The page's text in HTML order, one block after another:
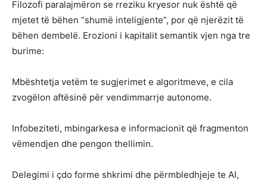
Filozofi paralajmëron se rreziku kryesor nuk është që
mjetet të bëhen “shumë inteligjente”, por që njerëzit të
bëhen dembelë. Erozioni i kapitalit semantik vjen nga tre
burime:
Mbështetja vetëm te sugjerimet e algoritmeve, e cila
zvogëlon aftësinë për vendimmarrje autonome.
Infobeziteti, mbingarkesa e informacionit që fragmenton
vëmendjen dhe pengon thellimin.
Delegimi i çdo forme shkrimi dhe përmbledhjeje te AI,